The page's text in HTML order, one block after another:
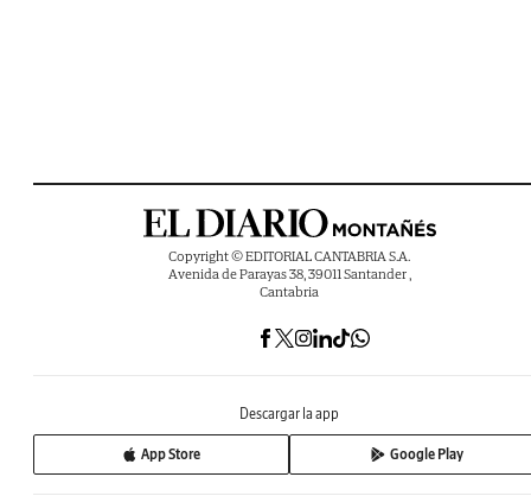
Copyright © EDITORIAL CANTABRIA S.A.
Avenida de Parayas 38, 39011 Santander ,
Cantabria
Descargar la app
App Store Google Play